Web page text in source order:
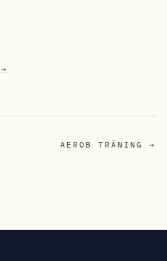
→
AEROB TRÄNING →